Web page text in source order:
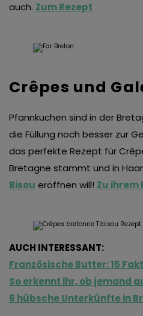
auch. Zum Rezept
Crêpes und
Pfannkuchen sind in der
die Füllung noch besser zur
das perfekte Rezept für
Bretagne stammt und in
Bisou eröffnen will! Zu ihrem
AUCH INTERESSANT:
Französische Butter: 15
So erkennt ihr, ob jemand
6 hübsche Unterkünfte in